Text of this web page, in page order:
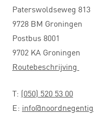
Paterswoldseweg 813
9728 BM Groningen
Postbus 8001
9702 KA Groningen
Routebeschrijving
T: (050) 520 53 00
E: